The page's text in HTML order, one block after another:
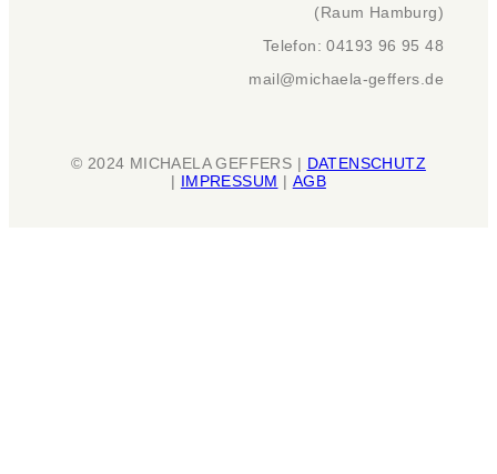
(Raum Hamburg)
Telefon: 04193 96 95 48
mail@michaela-geffers.de
© 2024 MICHAELA GEFFERS | DATENSCHUTZ
| IMPRESSUM | AGB